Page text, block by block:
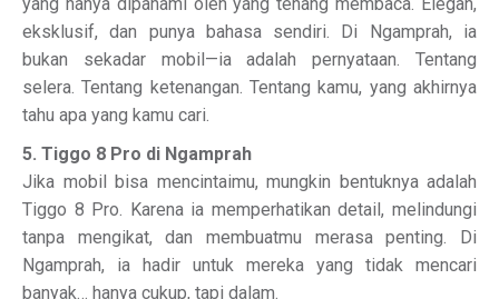
eksklusif, dan punya bahasa sendiri. Di Ngamprah, ia
bukan sekadar mobil—ia adalah pernyataan. Tentang
selera. Tentang ketenangan. Tentang kamu, yang akhirnya
tahu apa yang kamu cari.
5. Tiggo 8 Pro di Ngamprah
Jika mobil bisa mencintaimu, mungkin bentuknya adalah
Tiggo 8 Pro. Karena ia memperhatikan detail, melindungi
tanpa mengikat, dan membuatmu merasa penting. Di
Ngamprah, ia hadir untuk mereka yang tidak mencari
banyak… hanya cukup, tapi dalam.